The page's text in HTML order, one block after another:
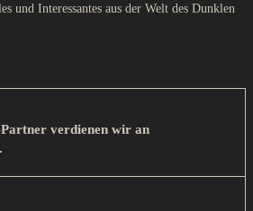
und Interessantes aus der Welt des Dunklen
verdienen wir an